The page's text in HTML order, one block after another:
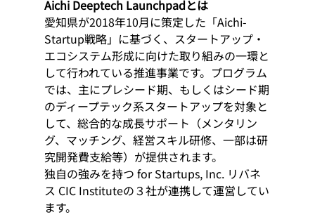
Aichi Deeptech Launchpadとは
愛知県が2018年10月に策定した「Aichi-
Startup戦略」に基づく、スタートアップ・
エコシステム形成に向けた取り組みの一環と
して行われている推進事業です。プログラム
では、主にプレシード期、もしくはシード期
のディープテック系スタートアップを対象と
して、総合的な成長サポート（メンタリン
グ、マッチング、経営スキル研修、一部は研
究開発費支給等）が提供されます。
独自の強みを持つ for Startups, Inc. リバネ
ス CIC Instituteの３社が連携して運営してい
ます。